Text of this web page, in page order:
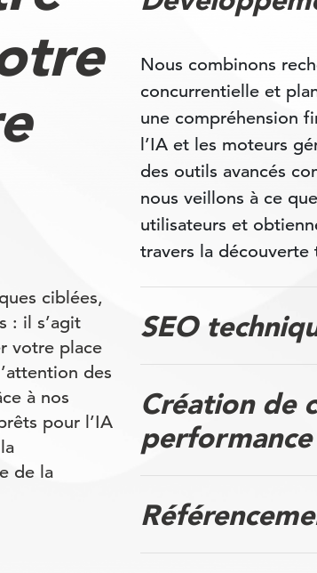
ciblées,
: il s’agit
votre place
des
à nos
pour l’IA
de la
Nous combinons
concurrentielle et
une compréhension
l’IA et les moteurs
des outils avancés
nous veillons à ce
utilisateurs et
travers la
SEO
Création de
performance